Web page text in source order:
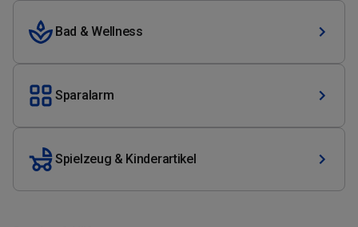
Bad & Wellness
Sparalarm
Spielzeug & Kinderartikel